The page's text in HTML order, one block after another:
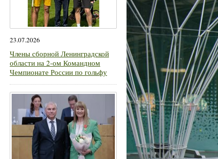
23.07.2026
Члены сборной Ленинградской
области на 2-ом Командном
Чемпионате России по гольфу